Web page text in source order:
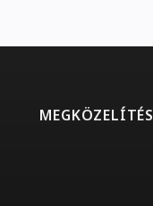
MEGKÖZELÍTÉS